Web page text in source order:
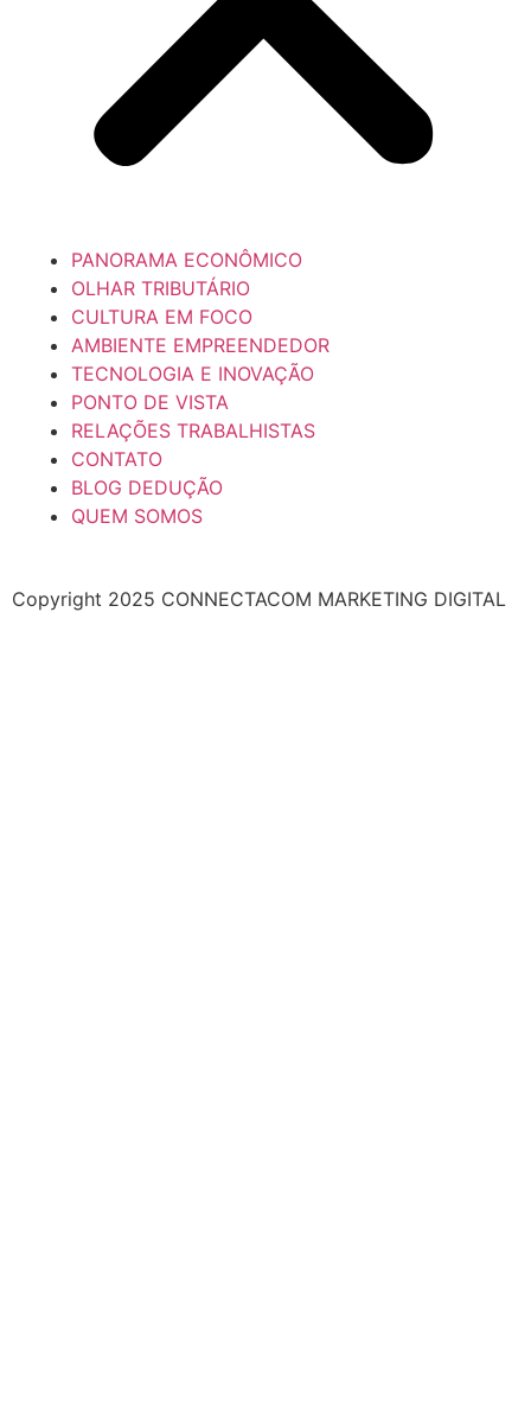
PANORAMA ECONÔMICO
OLHAR TRIBUTÁRIO
CULTURA EM FOCO
AMBIENTE EMPREENDEDOR
TECNOLOGIA E INOVAÇÃO
PONTO DE VISTA
RELAÇÕES TRABALHISTAS
CONTATO
BLOG DEDUÇÃO
QUEM SOMOS
Copyright 2025 CONNECTACOM MARKETING DIGITAL